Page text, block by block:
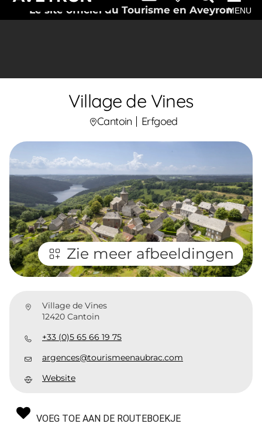
Le site officiel du Tourisme en AveyronMENU
Village de Vines
Cantoin Erfgoed
Zie meer afbeeldingen
Village de Vines
12420 Cantoin
+33 (0)5 65 66 19 75
argences@tourismeenaubrac.com
Website
VOEG TOE AAN DE ROUTEBOEKJE